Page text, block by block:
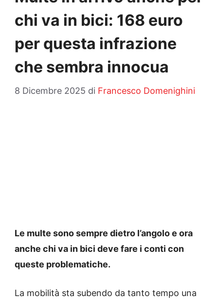
chi va in bici: 168 euro
per questa infrazione
che sembra innocua
8 Dicembre 2025 di Francesco Domenighini
Le multe sono sempre dietro l’angolo e ora
anche chi va in bici deve fare i conti con
queste problematiche.
La mobilità sta subendo da tanto tempo una